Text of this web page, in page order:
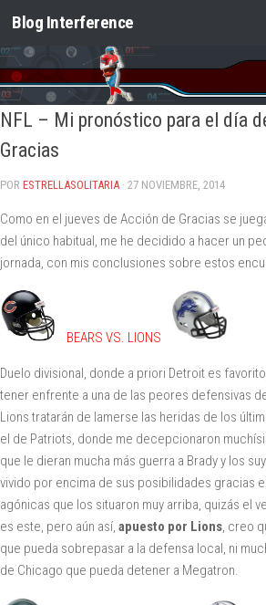
Saltar al contenido
Blog Interference
NFL – Mi pronóstico para el día
Gracias
POR ESTRELLASOLITARIA · 27 NOVIEMBRE, 2014
Como en el jueves de Acción de Gracias se
del único habitual, me he decidido a hacer un
jornada, con mis conclusiones sobre estos
BEARS VS. LIONS
Duelo divisional, donde a priori Detroit es
tener enfrente a una de las peores defensivas
Lions tratarán de lamerse las heridas de los
el de Patriots, donde me decepcionaron
que le dieran mucha más guerra a Brady y los
vivido por encima de sus posibilidades gracias
agónicas que los situaron muy arriba, quizás el
es este, pero aún así, apuesto por Lions, creo
que pueda sobrepasar a la defensa local, ni
de Chicago que pueda detener a Megatron.